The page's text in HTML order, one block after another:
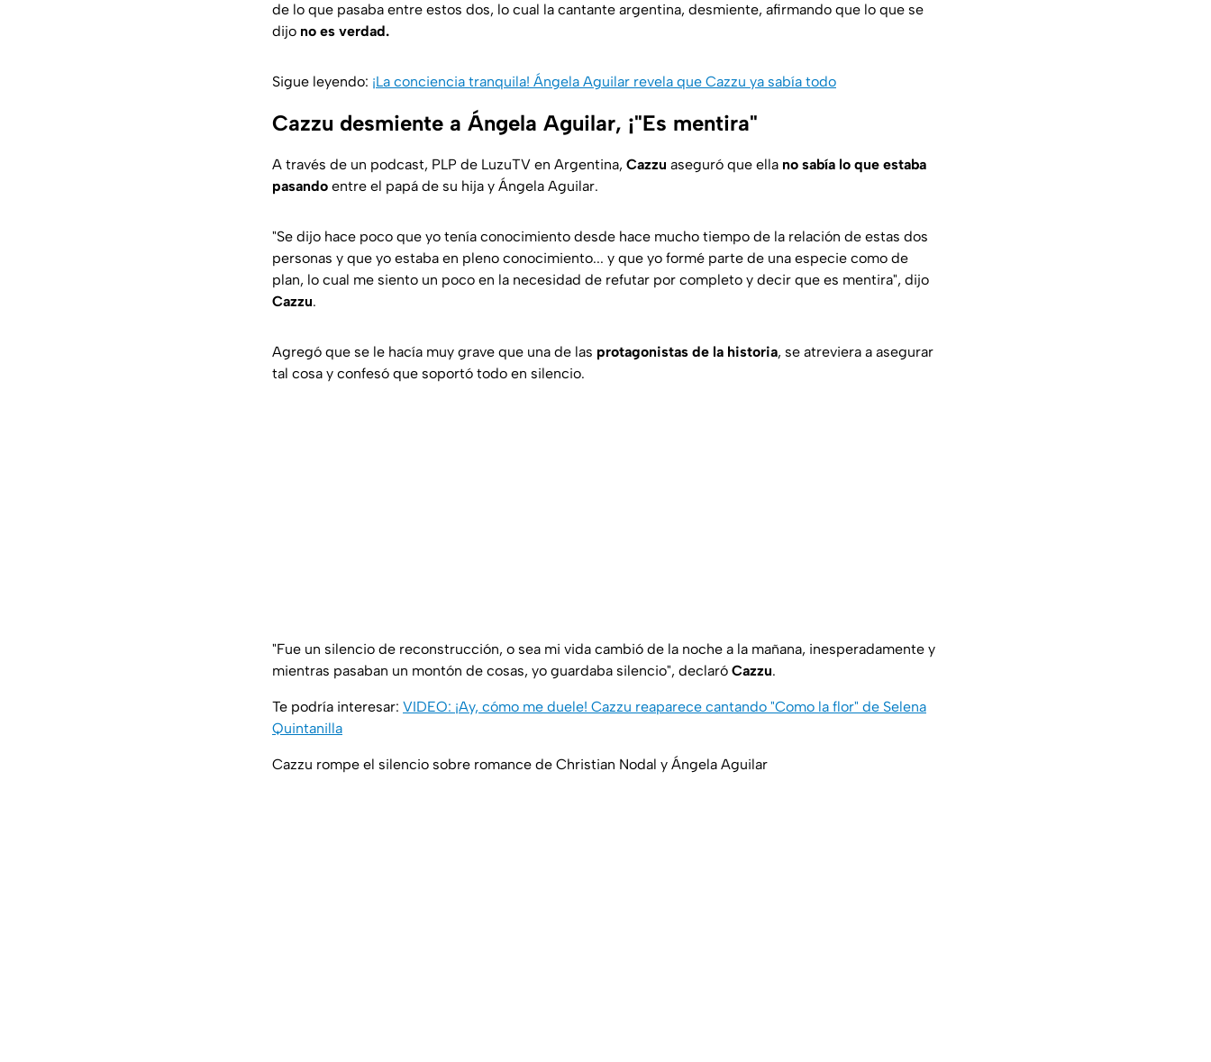
de lo que pasaba entre estos dos, lo cual la cantante argentina, desmiente, afirmando que lo que se
dijo no es verdad.
Sigue leyendo: ¡La conciencia tranquila! Ángela Aguilar revela que Cazzu ya sabía todo
Cazzu desmiente a Ángela Aguilar, ¡"Es mentira"
A través de un podcast, PLP de LuzuTV en Argentina, Cazzu aseguró que ella no sabía lo que estaba
pasando entre el papá de su hija y Ángela Aguilar.
"Se dijo hace poco que yo tenía conocimiento desde hace mucho tiempo de la relación de estas dos
personas y que yo estaba en pleno conocimiento... y que yo formé parte de una especie como de
plan, lo cual me siento un poco en la necesidad de refutar por completo y decir que es mentira", dijo
Cazzu.
Agregó que se le hacía muy grave que una de las protagonistas de la historia, se atreviera a asegurar
tal cosa y confesó que soportó todo en silencio.
"Fue un silencio de reconstrucción, o sea mi vida cambió de la noche a la mañana, inesperadamente y
mientras pasaban un montón de cosas, yo guardaba silencio", declaró Cazzu.
Te podría interesar: VIDEO: ¡Ay, cómo me duele! Cazzu reaparece cantando "Como la flor" de Selena
Quintanilla
Cazzu rompe el silencio sobre romance de Christian Nodal y Ángela Aguilar